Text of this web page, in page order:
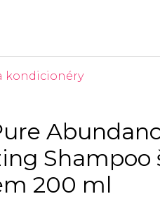
kondicionéry
Shampoo
200 ml